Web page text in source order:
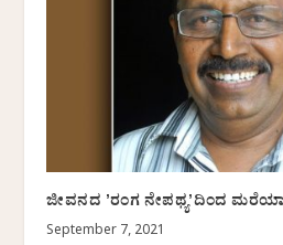
ಜೀವನದ ʼರಂಗ ನೇಪಥ್ಯʼದಿಂದ
September 7, 2021